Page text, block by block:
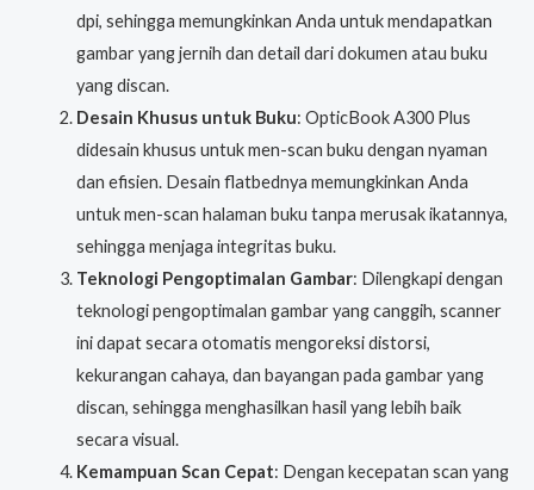
dpi, sehingga memungkinkan Anda untuk mendapatkan
gambar yang jernih dan detail dari dokumen atau buku
yang discan.
Desain Khusus untuk Buku: OpticBook A300 Plus
didesain khusus untuk men-scan buku dengan nyaman
dan efisien. Desain flatbednya memungkinkan Anda
untuk men-scan halaman buku tanpa merusak ikatannya,
sehingga menjaga integritas buku.
Teknologi Pengoptimalan Gambar: Dilengkapi dengan
teknologi pengoptimalan gambar yang canggih, scanner
ini dapat secara otomatis mengoreksi distorsi,
kekurangan cahaya, dan bayangan pada gambar yang
discan, sehingga menghasilkan hasil yang lebih baik
secara visual.
Kemampuan Scan Cepat: Dengan kecepatan scan yang